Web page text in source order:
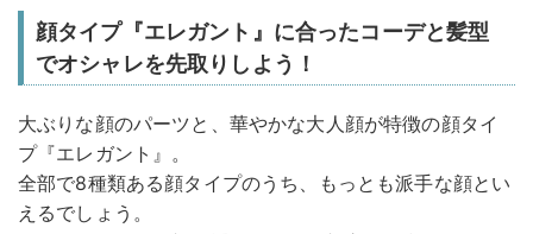
顔タイプ『エレガント』に合ったコーデと髪型
でオシャレを先取りしよう！
大ぶりな顔のパーツと、華やかな大人顔が特徴の顔タイ
プ『エレガント』。
全部で8種類ある顔タイプのうち、もっとも派手な顔とい
えるでしょう。